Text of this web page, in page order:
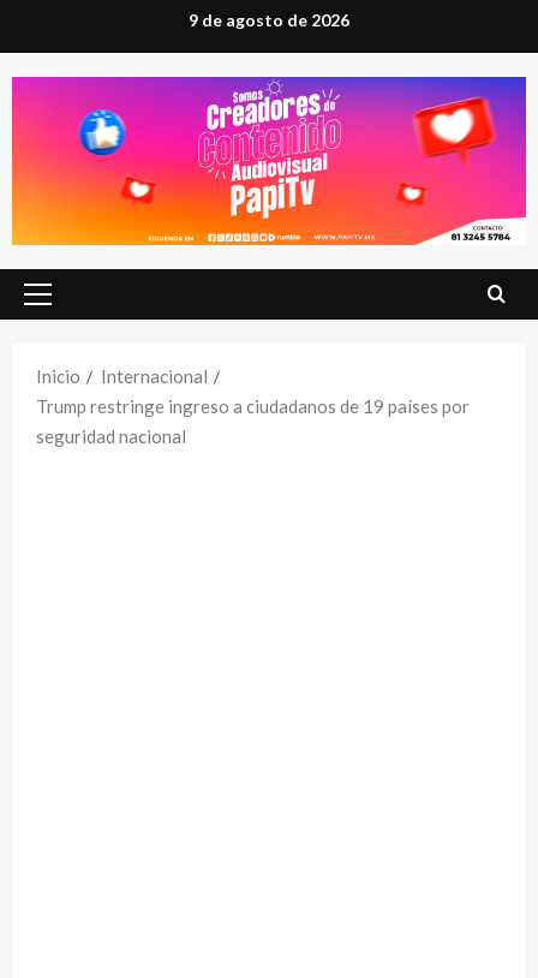
al
contenido
9 de agosto de 2026
Menú
Inicio
Internacional
Trump restringe ingreso a ciudadanos de 19 países por
seguridad nacional